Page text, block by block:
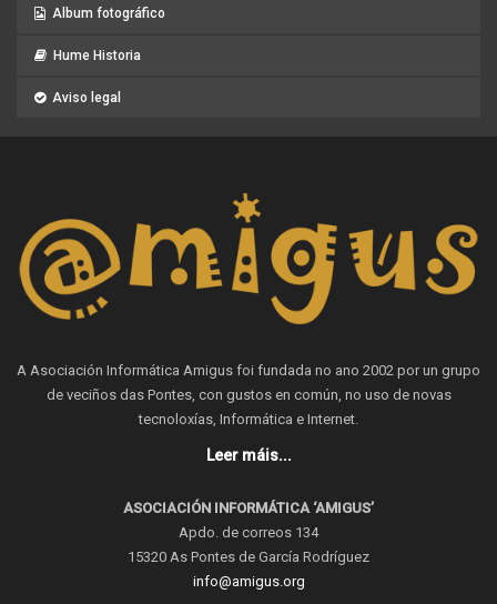
Album fotográfico
Hume Historia
Aviso legal
A Asociación Informática Amigus foi fundada no ano 2002 por un grupo
de veciños das Pontes, con gustos en común, no uso de novas
tecnoloxías, Informática e Internet.
Leer máis...
ASOCIACIÓN INFORMÁTICA ‘AMIGUS’
Apdo. de correos 134
15320 As Pontes de García Rodríguez
info@amigus.org